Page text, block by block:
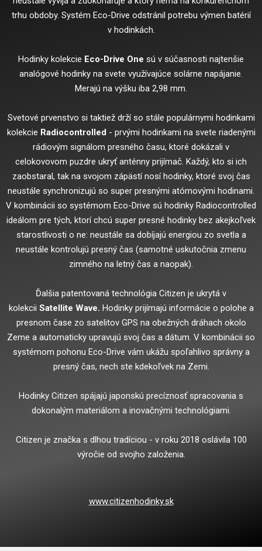
trhu obdoby. Systém Eco-Drive odstránil potrebu výmen batérií
v hodinkách.
Hodinky kolekcie Eco-Drive One sú v súčasnosti najtenšie
analógové hodinky na svete využívajúce solárne napájanie.
Merajú na výšku iba 2,98 mm.
Svetové prvenstvo si taktiež drží so stále populárnymi hodinkami
kolekcie Radiocontrolled - prvými hodinkami na svete riadenými
rádiovým signálom presného času, ktoré dokázali v
celokovovom puzdre ukryť anténny prijímač. Každý, kto si ich
zaobstaral, tak na svojom zápästí nosí hodinky, ktoré svoj čas
neustále synchronizujú so super presnými atómovými hodinami.
V kombinácii so systémom Eco-Drive sú hodinky Radiocontrolled
ideálom pre tých, ktorí chcú super presné hodinky bez akejkoľvek
starostlivosti o ne: neustále sa dobíjajú energiou zo svetla a
neustále kontrolujú presný čas (samotné uskutočnia zmenu
zimného na letný čas a naopak).
Ďalšia patentovaná technológia Citizen je ukrytá v
kolekcii Satellite Wave. Hodinky prijímajú informácie o polohe a
presnom čase zo satelitov GPS na obežných dráhach okolo
Zeme a automaticky upravujú svoj čas a dátum. V kombinácii so
systémom pohonu Eco-Drive vám ukážu spoľahlivo správny a
presný čas, nech ste kdekoľvek na Zemi.
Hodinky Citizen spájajú japonskú precíznosť spracovania s
dokonalým materiálom a inovačnými technológiami.
Citizen je značka s dlhou tradíciou - v roku 2018 oslávila 100
výročie od svojho založenia.
www.citizenhodinky.sk